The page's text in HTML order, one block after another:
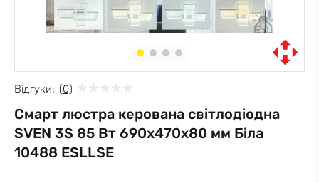
Відгуки: (0)
Смарт люстра керована світлодіодна
SVEN 3S 85 Вт 690x470x80 мм Біла
10488 ESLLSE